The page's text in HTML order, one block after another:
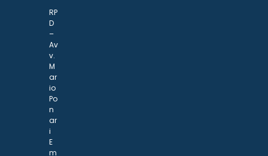
RP
D
–
Av
v.
M
ar
io
Po
n
ar
i
E
m